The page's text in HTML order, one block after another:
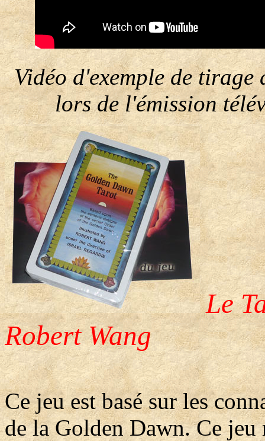
Vidéo d'exemple de tirage
lors de l'émission
Le
Robert Wang
Ce jeu est basé sur les
de la Golden Dawn. Ce